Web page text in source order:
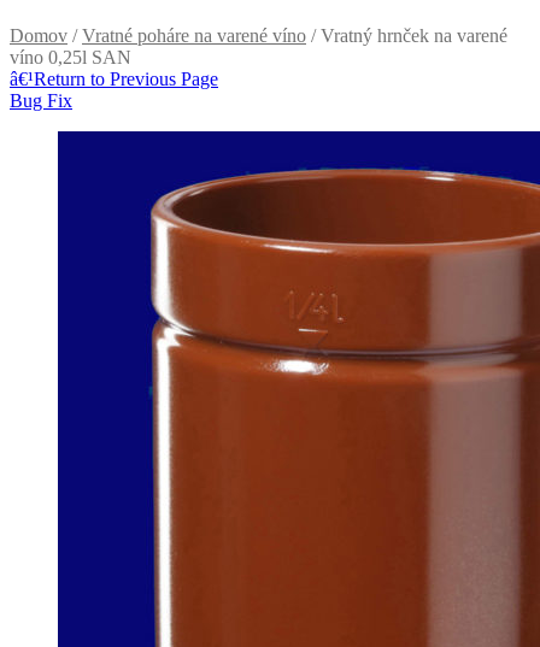
Domov /Vratné poháre na varené víno / Vratný hrnček na varené
víno 0,25l SAN
â€¹Return to Previous Page
Bug Fix